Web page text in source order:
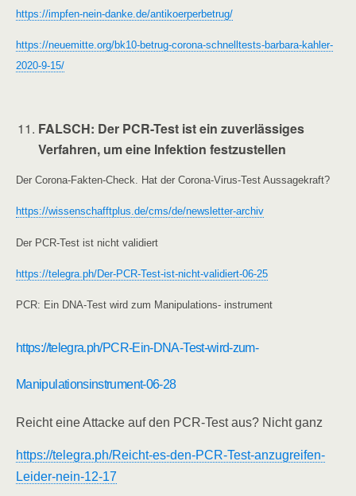
https://impfen-nein-danke.de/antikoerperbetrug/
https://neuemitte.org/bk10-betrug-corona-schnelltests-barbara-kahler-
2020-9-15/
FALSCH: Der PCR-Test ist ein zuverlässiges
Verfahren, um eine Infektion festzustellen
Der Corona-Fakten-Check. Hat der Corona-Virus-Test Aussagekraft?
https://wissenschafftplus.de/cms/de/newsletter-archiv
Der PCR-Test ist nicht validiert
https://telegra.ph/Der-PCR-Test-ist-nicht-validiert-06-25
PCR: Ein DNA-Test wird zum Manipulations- instrument
https://telegra.ph/PCR-Ein-DNA-Test-wird-zum-
Manipulationsinstrument-06-28
Reicht eine Attacke auf den PCR-Test aus? Nicht ganz
https://telegra.ph/Reicht-es-den-PCR-Test-anzugreifen-
Leider-nein-12-17